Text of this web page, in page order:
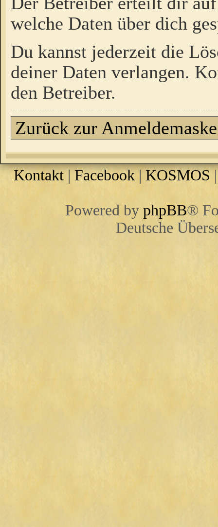
welche Daten über dich
Du kannst jederzeit die
deiner Daten verlangen.
den Betreiber.
Zurück zur Anmeldemaske
Kontakt | Facebook| KOSMOS
Powered by phpBB®
Deutsche